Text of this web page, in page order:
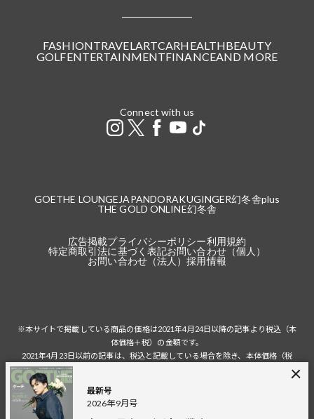
最新号
2026年9月号
FASHIONTRAVEL ARTCARHEALTHBEAUTY
GOLFENTERTAINMENTFINANCEAND MORE
Connect with us
GOETHE LOUNGE JAPANDORAKUGINGER幻冬舎plus
THE GOLD ONLINE幻冬舎
広告掲載プライバシーポリシー利用規約
特定商取引法に基づく表記お問い合わせ（個人）
お問い合わせ（法人）採用情報
※本サイトで掲載している商品の価格は2021年4月24日以降の記事より税込（本
体価格＋税）の金額です。
2021年4月23日以前の記事は、税込と記載している場合を除き、本体価格（税
税込の場合の税額は掲載当時の税率に準じます。